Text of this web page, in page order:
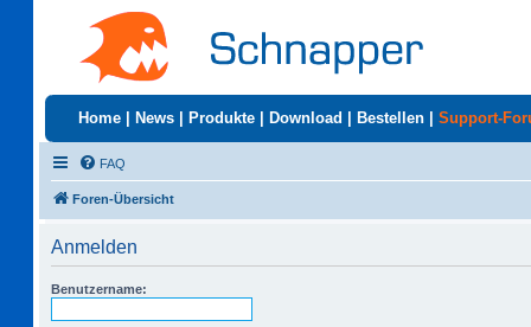
Home News Produkte Download Bestellen Support-
FAQ
Foren-Übersicht
Anmelden
Benutzername: